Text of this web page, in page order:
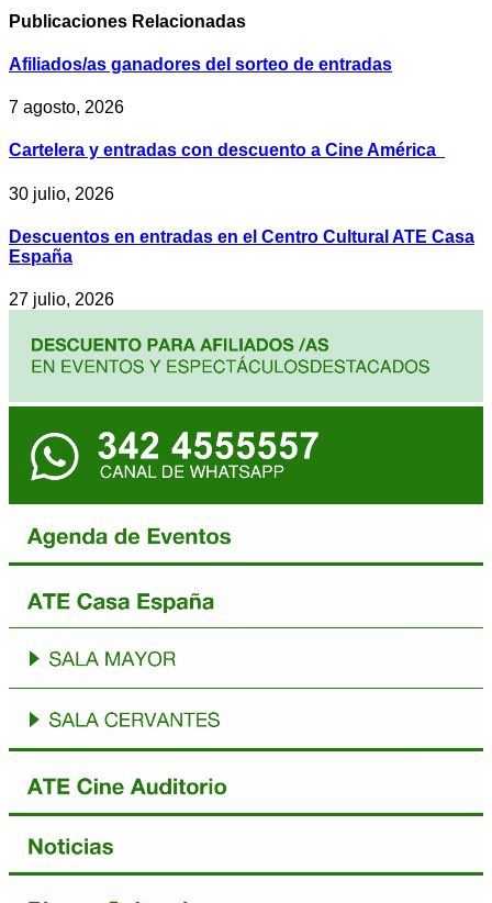
Publicaciones Relacionadas
Afiliados/as ganadores del sorteo de entradas
7 agosto, 2026
Cartelera y entradas con descuento a Cine América
30 julio, 2026
Descuentos en entradas en el Centro Cultural ATE Casa
España
27 julio, 2026